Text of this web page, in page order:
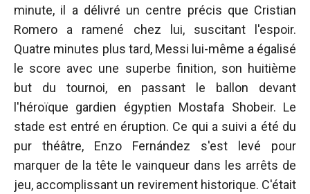
minute, il a délivré un centre précis que Cristian
Romero a ramené chez lui, suscitant l'espoir.
Quatre minutes plus tard, Messi lui-même a égalisé
le score avec une superbe finition, son huitième
but du tournoi, en passant le ballon devant
l'héroïque gardien égyptien Mostafa Shobeir. Le
stade est entré en éruption. Ce qui a suivi a été du
pur théâtre, Enzo Fernández s'est levé pour
marquer de la tête le vainqueur dans les arrêts de
jeu, accomplissant un revirement historique. C'était